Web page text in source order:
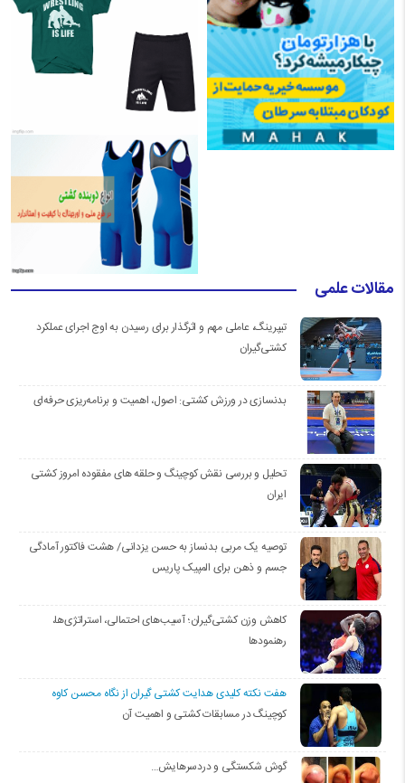
مقالات علمی
تیپرینگ، عاملی مهم و اثرگذار برای رسیدن به اوج اجرای عملکرد
کشتی‌گیران
بدنسازی در ورزش کشتی: اصول، اهمیت و برنامه‌ریزی حرفه‌ای
تحلیل و بررسی نقش کوچینگ و حلقه های مفقوده امروز کشتی
ایران
توصیه یک مربی بدنساز به حسن یزدانی/ هشت فاکتور آمادگی
جسم و ذهن برای المپیک پاریس
کاهش وزن کشتی‌گیران؛ آسیب‌های احتمالی، استراتژی‌ها،
رهنمودها
هفت نکته کلیدی هدایت کشتی گیران از نگاه محسن کاوه
کوچینگ در مسابقات کشتی و اهمیت آن
گوش شکستگی و دردسرهایش…